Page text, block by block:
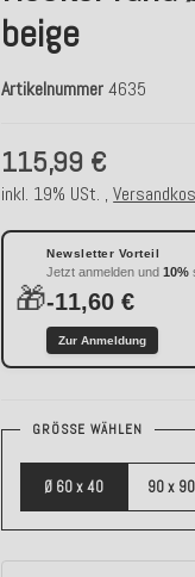
beige
Artikelnummer4635
115,99 €
inkl. 19% USt. ,
🎁
Newsletter Vorteil
Jetzt anmelden und10%
-11,60 €
Zur Anmeldung
GRÖSSE WÄHLEN
Ø 60 x 40 90 x